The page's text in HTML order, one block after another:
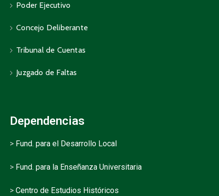
Poder Ejecutivo
Concejo Deliberante
Tribunal de Cuentas
Juzgado de Faltas
Dependencias
> Fund. para el Desarrollo Local
> Fund. para la Enseñanza Universitaria
> Centro de Estudios Históricos